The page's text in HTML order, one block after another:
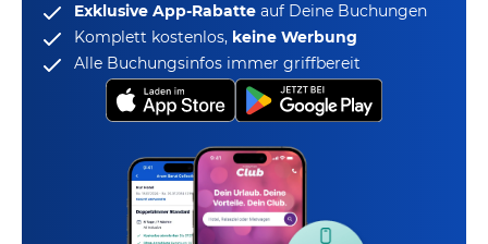
Exklusive App-Rabatte auf Deine Buchungen
Komplett kostenlos, keine Werbung
Alle Buchungsinfos immer griffbereit